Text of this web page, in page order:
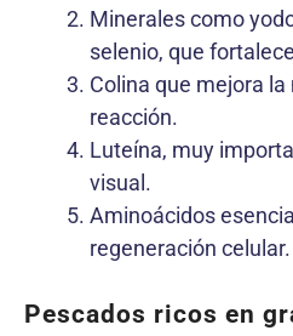
Minerales como
selenio, que
Colina que mejora
reacción.
Luteína, muy
visual.
Aminoácidos
regeneración celular.
Pescados ricos en